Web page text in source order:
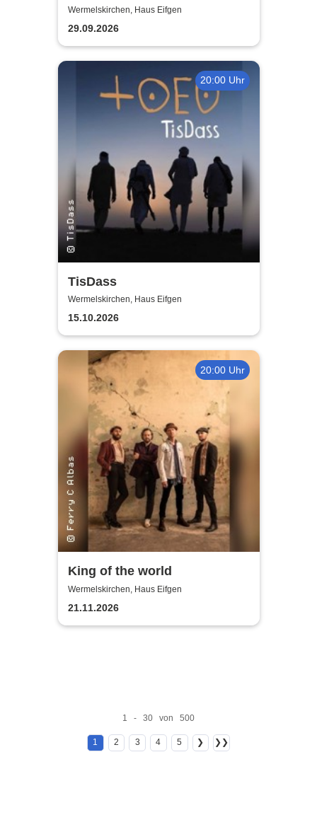
Jazz - New Perspectives in
Jazz
Wermelskirchen, Haus Eifgen
29.09.2026
20:00 Uhr
TisDass
Wermelskirchen, Haus Eifgen
15.10.2026
20:00 Uhr
King of the world
Wermelskirchen, Haus Eifgen
21.11.2026
1 - 30 von 500
1 2 3 4 5 ❯ ❯❯